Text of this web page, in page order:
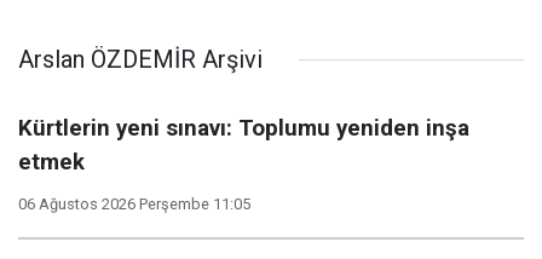
Arslan ÖZDEMİR Arşivi
Kürtlerin yeni sınavı: Toplumu yeniden inşa
etmek
06 Ağustos 2026 Perşembe 11:05